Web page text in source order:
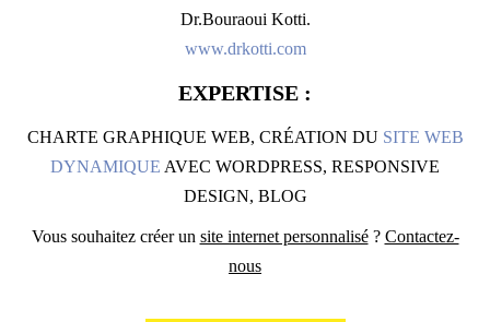
Dr.Bouraoui Kotti.
www.drkotti.com
EXPERTISE :
CHARTE GRAPHIQUE WEB, CRÉATION DU SITE WEB
DYNAMIQUE AVEC WORDPRESS, RESPONSIVE
DESIGN, BLOG
Vous souhaitez créer un site internet personnalisé? Contactez-
nous